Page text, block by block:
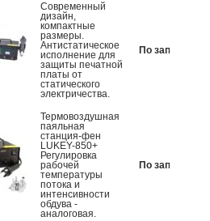
Современный
дизайн,
компактные
размеры.
Антистатическое
исполнение для
защиты печатной
платы от
статического
электричества.
По запросу
Термовоздушная
паяльная
станция-фен
LUKEY-850+
Регулировка
рабочей
температуры
потока и
интенсивности
обдува -
аналоговая.
По запросу